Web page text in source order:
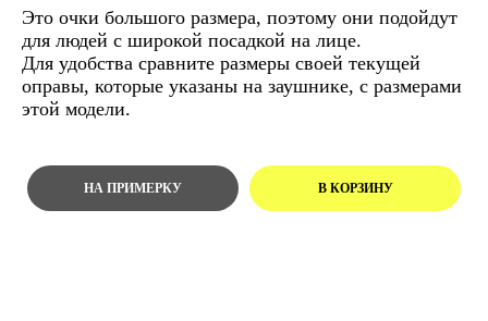
Это очки большого размера, поэтому они подойдут
для людей с широкой посадкой на лице.
Для удобства сравните размеры своей текущей
оправы, которые указаны на заушнике, с размерами
этой модели.